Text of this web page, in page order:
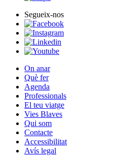
Segueix-nos
On anar
Què fer
Agenda
Professionals
El teu viatge
Vies Blaves
Qui som
Contacte
Accessibilitat
Avís legal